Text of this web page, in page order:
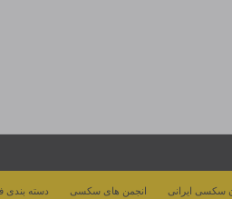
دسته انجمن های سکسی سکسی ایرانی